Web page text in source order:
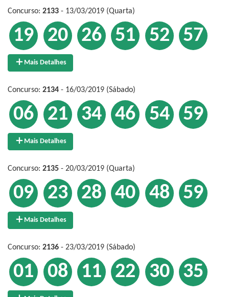
Concurso: 2133 - 13/03/2019 (Quarta)
19 20 26 51 52 57
Mais Detalhes
Concurso: 2134 - 16/03/2019 (Sábado)
06 21 34 46 54 59
Mais Detalhes
Concurso: 2135 - 20/03/2019 (Quarta)
09 23 28 40 48 59
Mais Detalhes
Concurso: 2136 - 23/03/2019 (Sábado)
01 08 11 22 30 35